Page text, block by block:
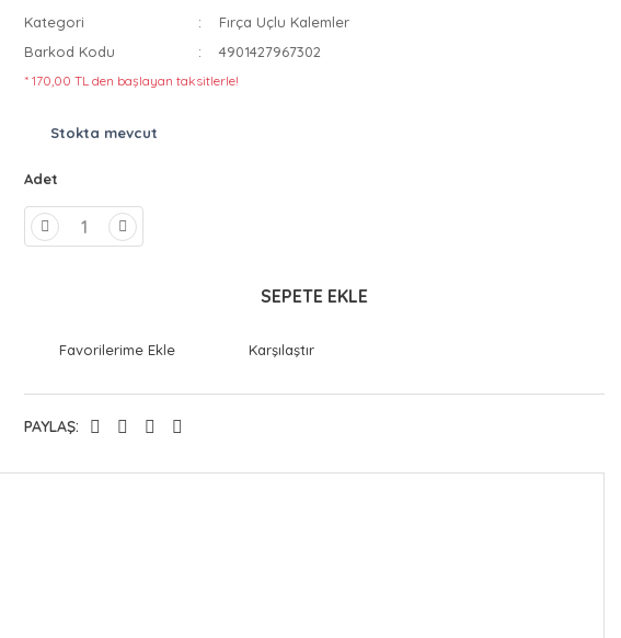
Kategori
Fırça Uçlu Kalemler
Barkod Kodu
4901427967302
* 170,00 TL den başlayan taksitlerle!
Stokta mevcut
Adet
SEPETE EKLE
Karşılaştır
PAYLAŞ: